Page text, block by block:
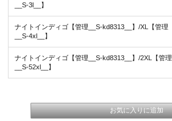
__S-3l__】
ナイトインディゴ【管理__S-kd8313__】/XL【管理
__S-4xl__】
ナイトインディゴ【管理__S-kd8313__】/2XL【管理
__S-52xl__】